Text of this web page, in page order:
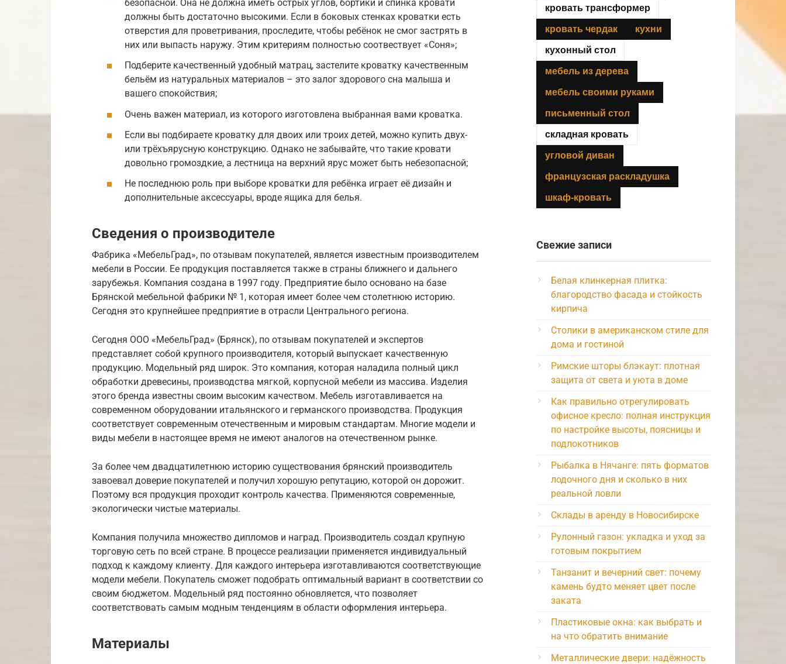
безопасной. Она не должна иметь острых углов, бортики и спинка кровати
должны быть достаточно высокими. Если в боковых стенках кроватки есть
отверстия для проветривания, проследите, чтобы ребёнок не смог застрять в
них или выпасть наружу. Этим критериям полностью соотвествует «Соня»;
Подберите качественный удобный матрац, застелите кроватку качественным
бельём из натуральных материалов – это залог здорового сна малыша и
вашего спокойствия;
Очень важен материал, из которого изготовлена выбранная вами кроватка.
Если вы подбираете кроватку для двоих или троих детей, можно купить двух-
или трёхъярусную конструкцию. Однако не забывайте, что такие кровати
довольно громоздкие, а лестница на верхний ярус может быть небезопасной;
Не последнюю роль при выборе кроватки для ребёнка играет её дизайн и
дополнительные аксессуары, вроде ящика для белья.
Сведения о производителе
Фабрика «МебельГрад», по отзывам покупателей, является известным производителем
мебели в России. Ее продукция поставляется также в страны ближнего и дальнего
зарубежья. Компания создана в 1997 году. Предприятие было основано на базе
Брянской мебельной фабрики № 1, которая имеет более чем столетнюю историю.
Сегодня это крупнейшее предприятие в отрасли Центрального региона.
Сегодня ООО «МебельГрад» (Брянск), по отзывам покупателей и экспертов
представляет собой крупного производителя, который выпускает качественную
продукцию. Модельный ряд широк. Это компания, которая наладила полный цикл
обработки древесины, производства мягкой, корпусной мебели из массива. Изделия
этого бренда известны своим высоким качеством. Мебель изготавливается на
современном оборудовании итальянского и германского производства. Продукция
соответствует современным отечественным и мировым стандартам. Многие модели и
виды мебели в настоящее время не имеют аналогов на отечественном рынке.
За более чем двадцатилетнюю историю существования брянский производитель
завоевал доверие покупателей и получил хорошую репутацию, которой он дорожит.
Поэтому вся продукция проходит контроль качества. Применяются современные,
экологически чистые материалы.
Компания получила множество дипломов и наград. Производитель создал крупную
торговую сеть по всей стране. В процессе реализации применяется индивидуальный
подход к каждому клиенту. Для каждого интерьера изготавливаются соответствующие
модели мебели. Покупатель сможет подобрать оптимальный вариант в соответствии со
своим бюджетом. Модельный ряд постоянно обновляется, что позволяет
соответствовать самым модным тенденциям в области оформления интерьера.
Материалы
кровать трансформер
кровать чердак кухни
кухонный стол
мебель из дерева
мебель своими руками
письменный стол
складная кровать
угловой диван
французская раскладушка
шкаф-кровать
Свежие записи
Белая клинкерная плитка:
благородство фасада и стойкость
кирпича
Столики в американском стиле для
дома и гостиной
Римские шторы блэкаут: плотная
защита от света и уюта в доме
Как правильно отрегулировать
офисное кресло: полная инструкция
по настройке высоты, поясницы и
подлокотников
Рыбалка в Нячанге: пять форматов
лодочного дня и сколько в них
реальной ловли
Склады в аренду в Новосибирске
Рулонный газон: укладка и уход за
готовым покрытием
Танзанит и вечерний свет: почему
камень будто меняет цвет после
заката
Пластиковые окна: как выбрать и
на что обратить внимание
Металлические двери: надёжность